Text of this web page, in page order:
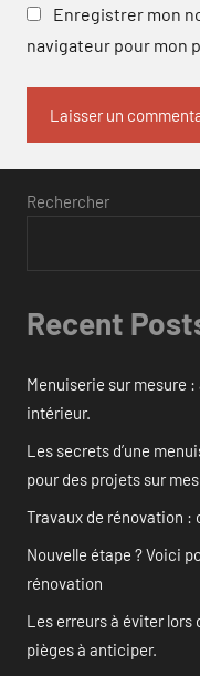
Enregistrer mon
navigateur pour mon
Rechercher
Recent
Menuiserie sur mesure
intérieur.
Les secrets d’une
pour des projets sur
Travaux de rénovation
Nouvelle étape ? Voici
rénovation
Les erreurs à éviter lors
pièges à anticiper.